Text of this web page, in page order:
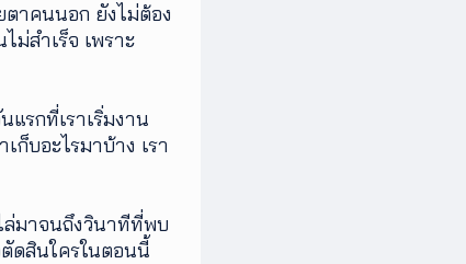
ตาคนนอก ยังไม่ต้อง
ม่สำเร็จ เพราะ
รกที่เราเริ่มงาน
ก็บอะไรมาบ้าง เรา
ล่มาจนถึงวินาทีที่พบ
ดสินใครในตอนนี้